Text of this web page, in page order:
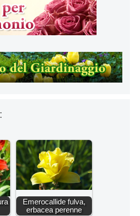
Emerocallide fulva,
erbacea perenne